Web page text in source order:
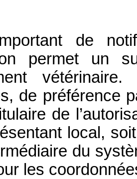
de
permet un
de préférence
de
local,
du
les